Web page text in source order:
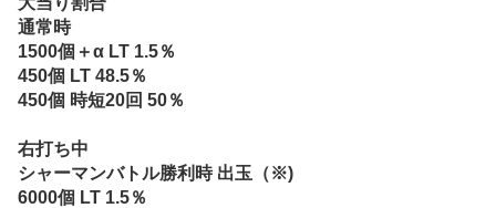
通常時
1500個＋α LT 1.5％
450個 LT 48.5％
450個 時短20回 50％
右打ち中
シャーマンバトル勝利時 出玉（※)
6000個 LT 1.5％